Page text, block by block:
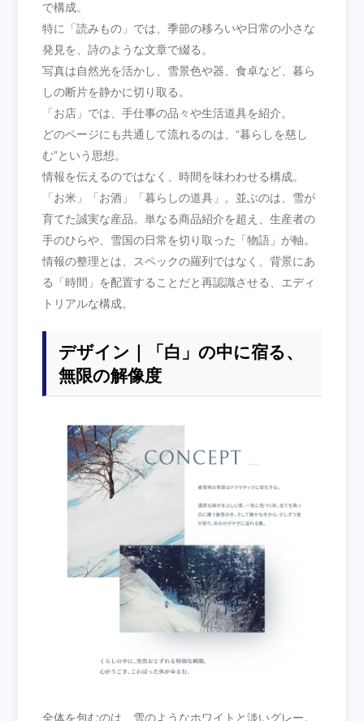
で構成。
特に「読みもの」では、季節の移ろいや日常の小さな
発見を、詩のような文章で綴る。
写真は自然光を活かし、雪景色や器、食卓など、暮ら
しの断片を静かに切り取る。
「お店」では、手仕事の品々や生活道具を紹介。
どのページにも共通して流れるのは、“暮らしを慈し
む”という思想。
情報を伝えるのではなく、時間を味わわせる構成。
「お米」「お酒」「暮らしの道具」。並ぶのは、雪が
育てた誠実な産品。単なる商品紹介を超え、生産者の
手のひらや、雪国の日常を切り取った「物語」が軸。
情報の整理とは、スペックの羅列ではなく、背景にあ
る「時間」を配置することだと再認識させる、エディ
トリアルな構成。
デザイン｜「白」の中に宿る、
無限の解像度
全体を包むのは、雪のようなホワイトと淡いグレー。